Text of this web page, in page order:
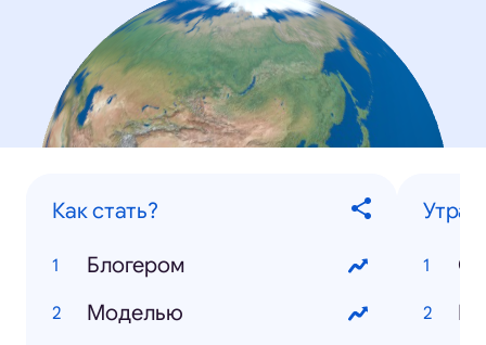
Как стать?
Блогером
Моделью